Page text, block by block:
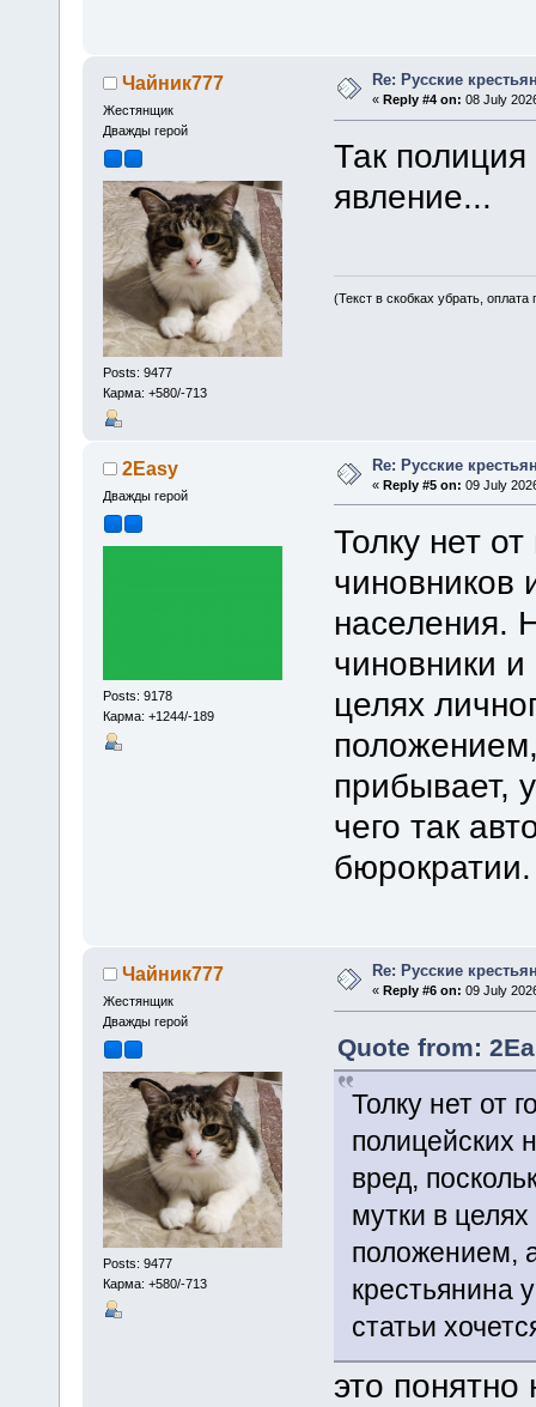
Чайник777
Жестянщик
Дважды герой
Posts: 9477
Карма: +580/-713
Re: Русские
«Reply #4 on: 08 July
Так
явление...
(Текст в скобках убрать,
2Easy
Дважды герой
Posts: 9178
Карма: +1244/-189
Re: Русские
«Reply #5 on: 09 July
Толку нет
чиновников
населения.
чиновники
целях
прибывает,
чего так
бюрократии.
Чайник777
Жестянщик
Дважды герой
Posts: 9477
Карма: +580/-713
Re: Русские
«Reply #6 on: 09 July
Quote from:
Толку нет от
полицейских
вред,
мутки в
положением,
крестьянина
статьи
это понятно